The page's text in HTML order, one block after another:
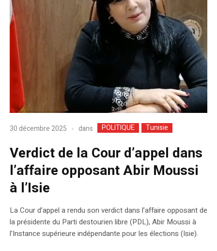
30 décembre 2025 dans POLITIQUE Tunisie
Verdict de la Cour d’appel dans
l’affaire opposant Abir Moussi
à l’Isie
La Cour d’appel a rendu son verdict dans l’affaire opposant de
la présidente du Parti destourien libre (PDL), Abir Moussi à
l’Instance supérieure indépendante pour les élections (Isie).